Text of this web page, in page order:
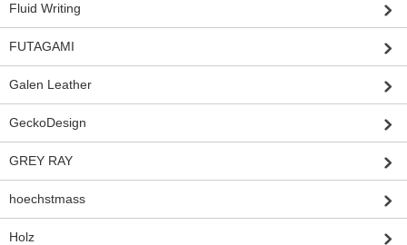
Fluid Writing
FUTAGAMI
Galen Leather
GeckoDesign
GREY RAY
hoechstmass
Holz